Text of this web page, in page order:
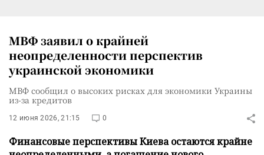
МВФ заявил о крайней
неопределенности перспектив
украинской экономики
МВФ сообщил о высоких рисках для экономики Украины
из-за кредитов
12 июня 2026, 21:15 0
Финансовые перспективы Киева остаются крайне